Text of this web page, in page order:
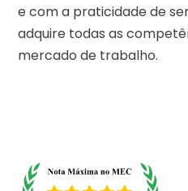
e com a praticidade de
adquire todas as
mercado de trabalho.